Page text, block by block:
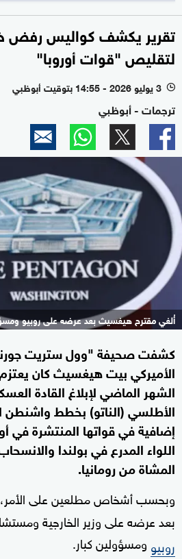
تقرير يكشف كواليس رفض
لتقليص "قوات أوروبا"
l 3 يوليو 2026 - 14:55 بتوقيت أبوظبي
ترجمات - أبوظبي
أُلغي مقترح هيغسيث بعد عرضه على روبيو
كشفت صحيفة "وول ستريت
الأميركي بيت هيغسيث كان
الشهر الماضي لإبلاغ القادة
الأطلسي (الناتو) بخطط واشنطن
إضافية في قواتها المنتشرة في
اللواء المدرع في بولندا
المشاة من رومانيا.
وبحسب أشخاص مطلعين على الأمر،
بعد عرضه على وزير الخارجية
روبيو ومسؤولين كبار.